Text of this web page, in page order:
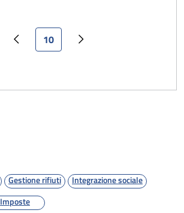
Pagina precedente
Pagina attuale
10 Pagina successiva
Gestione rifiuti
Integrazione sociale
Imposte